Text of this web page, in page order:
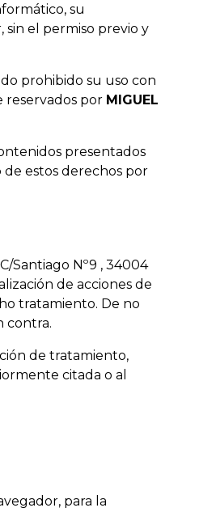
su
el permiso previo y
prohibido su uso con
reservados por MIGUEL
presentados
de estos derechos por
Santiago Nº9 , 34004
de acciones de
tratamiento. De no
contra.
de tratamiento,
citada o al
para la